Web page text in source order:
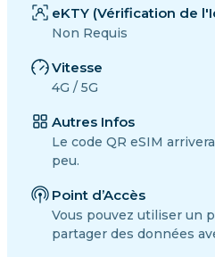
eKTY (Vérification de
Non Requis
Vitesse
4G / 5G
Autres Infos
Le code QR eSIM
peu.
Point d’Accès
Vous pouvez utiliser un
partager des données